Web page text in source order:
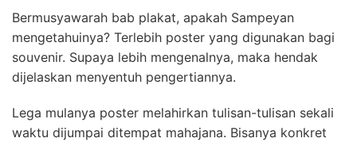
Bermusyawarah bab plakat, apakah Sampeyan
mengetahuinya? Terlebih poster yang digunakan bagi
souvenir. Supaya lebih mengenalnya, maka hendak
dijelaskan menyentuh pengertiannya.
Lega mulanya poster melahirkan tulisan-tulisan sekali
waktu dijumpai ditempat mahajana. Bisanya konkret